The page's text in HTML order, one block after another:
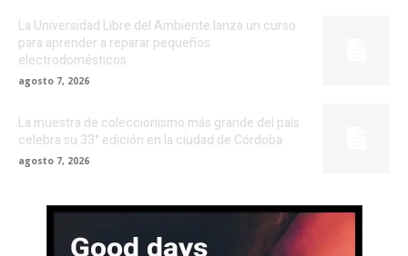
La Universidad Libre del Ambiente lanza un curso
para aprender a reparar pequeños
electrodomésticos
agosto 7, 2026
La muestra de coleccionismo más grande del país
celebra su 33° edición en la ciudad de Córdoba
agosto 7, 2026